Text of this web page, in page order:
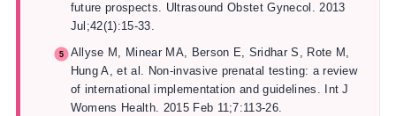
future prospects. Ultrasound Obstet Gynecol. 2013
Jul;42(1):15-33.
Allyse M, Minear MA, Berson E, Sridhar S, Rote M,
Hung A, et al. Non-invasive prenatal testing: a review
of international implementation and guidelines. Int J
Womens Health. 2015 Feb 11;7:113-26.